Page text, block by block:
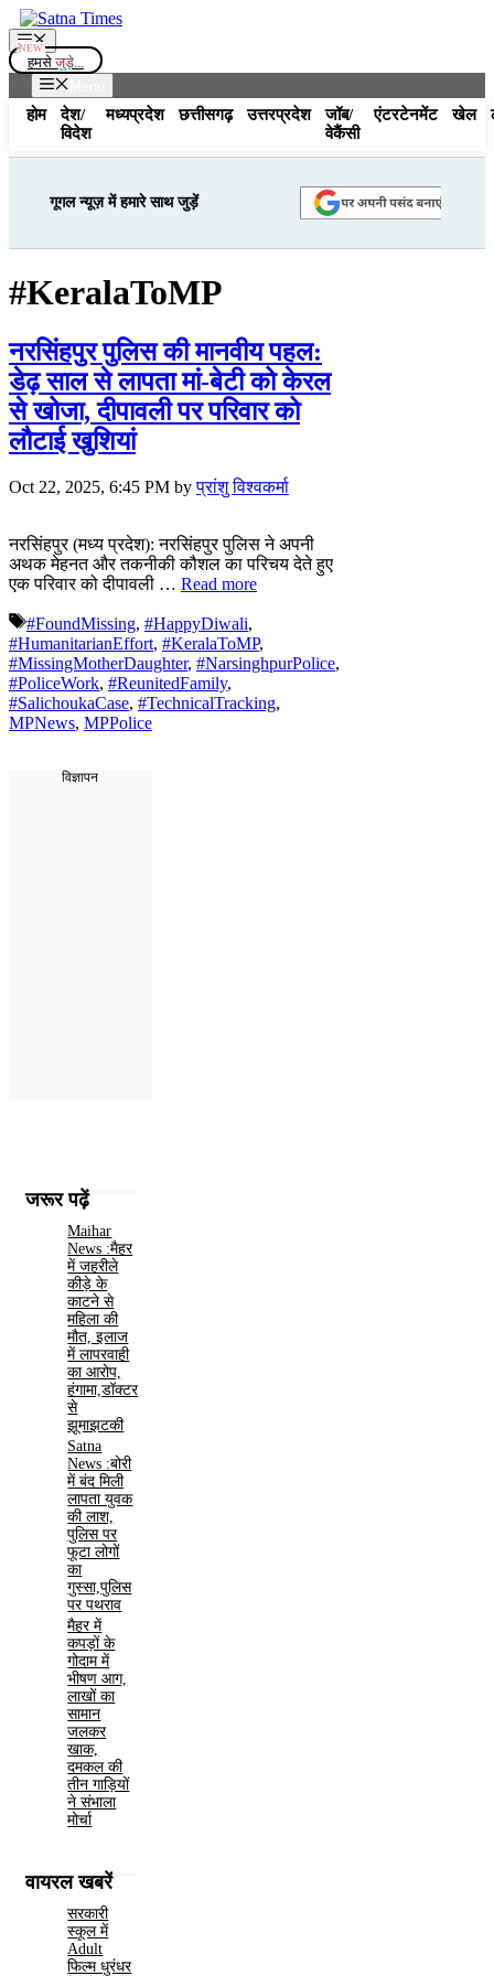
Skip
to
content
Menu
हमसे जुड़े...
होम
देश/
विदेश
मध्यप्रदेश छत्तीसगढ़ उत्तरप्रदेश
जॉब/
वेकैंसी
एंटरटेनमेंट खेल
गूगल न्यूज़ में हमारे साथ जुड़ें
#KeralaToMP
नरसिंहपुर पुलिस की मानवीय पहल:
डेढ़ साल से लापता मां-बेटी को केरल
से खोजा, दीपावली पर परिवार को
लौटाई खुशियां
Oct 22, 2025, 6:45 PM byप्रांशु विश्वकर्मा
नरसिंहपुर (मध्य प्रदेश): नरसिंहपुर पुलिस ने अपनी
अथक मेहनत और तकनीकी कौशल का परिचय देते हुए
एक परिवार को दीपावली … Read more
Tags
#FoundMissing, #HappyDiwali,
#HumanitarianEffort, #KeralaToMP,
#MissingMotherDaughter, #NarsinghpurPolice,
#PoliceWork, #ReunitedFamily,
#SalichoukaCase, #TechnicalTracking,
MPNews, MPPolice
विज्ञापन
जरूर पढ़ें
Maihar
News :मैहर
में जहरीले
कीड़े के
काटने से
महिला की
मौत, इलाज
में लापरवाही
का आरोप,
हंगामा,डॉक्टर
से
झूमाझटकी
Satna
News :बोरी
में बंद मिली
लापता युवक
की लाश,
पुलिस पर
फूटा लोगों
का
गुस्सा,पुलिस
पर पथराव
मैहर में
कपड़ों के
गोदाम में
भीषण आग,
लाखों का
सामान
जलकर
खाक,
दमकल की
तीन गाड़ियों
ने संभाला
मोर्चा
वायरल खबरें
सरकारी
स्कूल में
Adult
फिल्म धुरंधर